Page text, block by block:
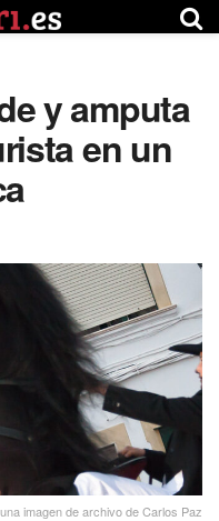
y amputa
en un
imagen de archivo de Carlos Paz